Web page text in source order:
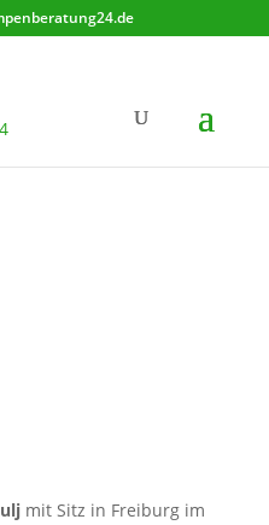
Werbung*
mit Sitz in Freiburg im